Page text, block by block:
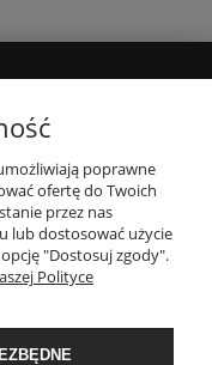
poprawne
ofertę do Twoich
przez nas
lub dostosować użycie
"Dostosuj zgody".
Polityce